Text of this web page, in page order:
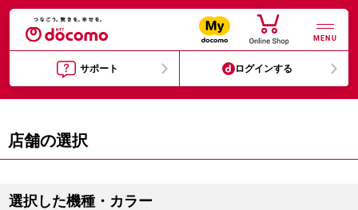
MENU
サポート ログインする
店舗の選択
選択した機種・カラー